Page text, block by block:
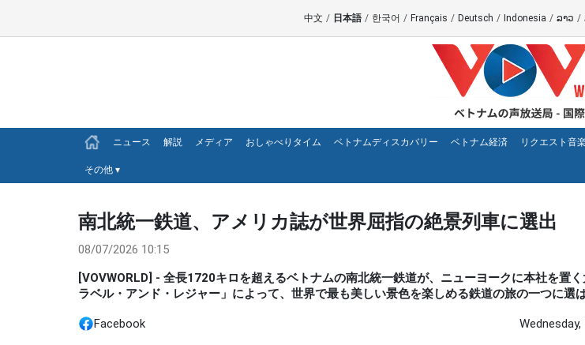
中文 / 日本語 / 한국어 / Français / Deutsch / Indonesia / ລາວ /
ニュース 解説 メディア おしゃべりタイム ベトナムディスカバリー ベトナム経済 リクエスト音楽
その他 ▾
南北統一鉄道、アメリカ誌が世界屈指の絶景列車に選出
08/07/2026 10:15
[VOVWORLD] - 全長1720キロを超えるベトナムの南北統一鉄道が、ニューヨークに本社を置く
ラベル・アンド・レジャー」によって、世界で最も美しい景色を楽しめる鉄道の旅の一つに選ば
Facebook